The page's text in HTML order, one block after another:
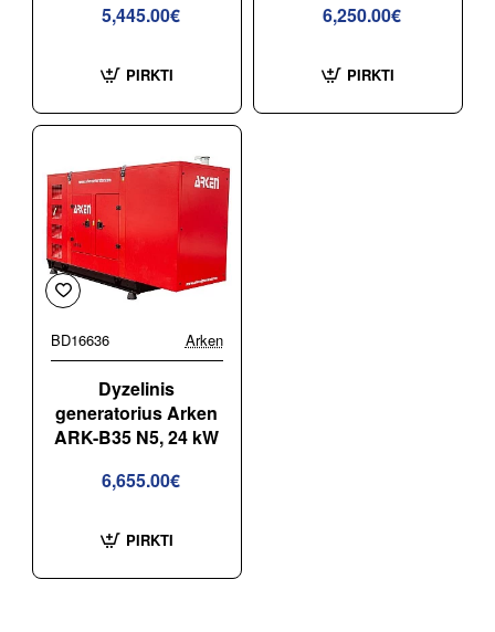
5,445.00€
PIRKTI
6,250.00€
PIRKTI
BD16636 Arken
Dyzelinis
generatorius Arken
ARK-B35 N5, 24 kW
6,655.00€
PIRKTI